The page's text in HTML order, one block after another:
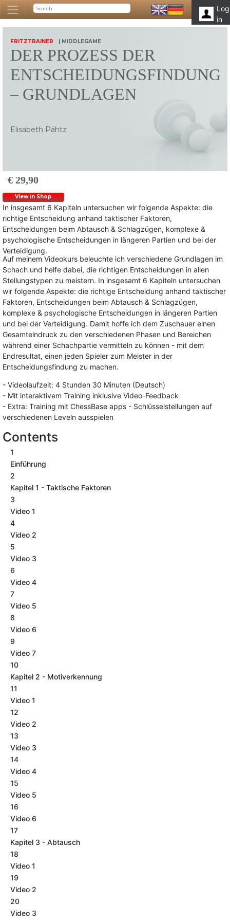
Log
in
FRITZTRAINER | MIDDLEGAME
DER PROZESS DER
ENTSCHEIDUNGSFINDUNG
– GRUNDLAGEN
Elisabeth Pähtz
€ 29,90
View in Shop
In insgesamt 6 Kapiteln untersuchen wir folgende Aspekte: die
richtige Entscheidung anhand taktischer Faktoren,
Entscheidungen beim Abtausch & Schlagzügen, komplexe &
psychologische Entscheidungen in längeren Partien und bei der
Verteidigung.
Auf meinem Videokurs beleuchte ich verschiedene Grundlagen im
Schach und helfe dabei, die richtigen Entscheidungen in allen
Stellungstypen zu meistern. In insgesamt 6 Kapiteln untersuchen
wir folgende Aspekte: die richtige Entscheidung anhand taktischer
Faktoren, Entscheidungen beim Abtausch & Schlagzügen,
komplexe & psychologische Entscheidungen in längeren Partien
und bei der Verteidigung. Damit hoffe ich dem Zuschauer einen
Gesamteindruck zu den verschiedenen Phasen und Bereichen
während einer Schachpartie vermitteln zu können - mit dem
Endresultat, einen jeden Spieler zum Meister in der
Entscheidungsfindung zu machen.
- Videolaufzeit: 4 Stunden 30 Minuten (Deutsch)
- Mit interaktivem Training inklusive Video-Feedback
- Extra: Training mit ChessBase apps - Schlüsselstellungen auf
verschiedenen Leveln ausspielen
Contents
1
Einführung
2
Kapitel 1 - Taktische Faktoren
3
Video 1
4
Video 2
5
Video 3
6
Video 4
7
Video 5
8
Video 6
9
Video 7
10
Kapitel 2 - Motiverkennung
11
Video 1
12
Video 2
13
Video 3
14
Video 4
15
Video 5
16
Video 6
17
Kapitel 3 - Abtausch
18
Video 1
19
Video 2
20
Video 3